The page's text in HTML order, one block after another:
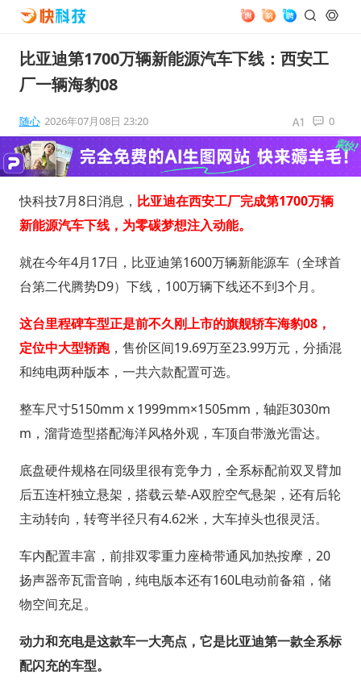
比亚迪第1700万辆新能源汽车下线：西安工
厂一辆海豹08
随心 2026年07月08日 23:20 0
快科技7月8日消息， 比亚迪在西安工厂完成第1700万辆
新能源汽车下线，为零碳梦想注入动能。
就在今年4月17日，比亚迪第1600万辆新能源车（全球首
台第二代腾势D9）下线，100万辆下线还不到3个月。
这台里程碑车型正是前不久刚上市的旗舰轿车海豹08，
定位中大型轿跑，售价区间19.69万至23.99万元，分插混
和纯电两种版本，一共六款配置可选。
整车尺寸5150mm x 1999mm×1505mm，轴距3030m
m，溜背造型搭配海洋风格外观，车顶自带激光雷达。
底盘硬件规格在同级里很有竞争力，全系标配前双叉臂加
后五连杆独立悬架，搭载云辇-A双腔空气悬架，还有后轮
主动转向，转弯半径只有4.62米，大车掉头也很灵活。
车内配置丰富，前排双零重力座椅带通风加热按摩，20
扬声器帝瓦雷音响，纯电版本还有160L电动前备箱，储
物空间充足。
动力和充电是这款车一大亮点，它是比亚迪第一款全系标
配闪充的车型。